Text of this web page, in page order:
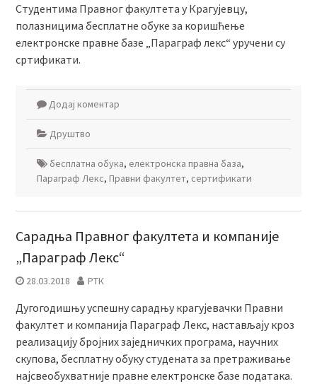
Студентима Правног факултета у Крагујевцу,
полазницима бесплатне обуке за коришћење
електронске правне базе „Параграф лекс“ уручени су
сртификати.
Додај коментар
Друштво
бесплатна обука, електронска правна база,
Параграф Лекс, Правни факултет, сертификати
Сарадња Правног факултета и компаније
„Параграф Лекс“
28.03.2018 РТК
Дугогодишњу успешну сарадњу крагујевачки Правни
факултет и компанија Параграф Лекс, настављају кроз
реализацију бројних заједничких програма, научних
скупова, бесплатну обуку студената за претраживање
најсвеобухватније правне електронске базе података.